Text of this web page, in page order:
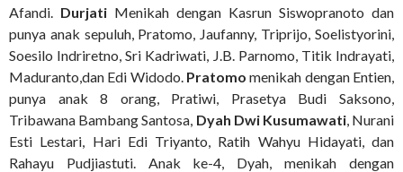
Afandi. Durjati Menikah dengan Kasrun Siswopranoto dan
punya anak sepuluh, Pratomo, Jaufanny, Triprijo, Soelistyorini,
Soesilo Indriretno, Sri Kadriwati, J.B. Parnomo, Titik Indrayati,
Maduranto,dan Edi Widodo. Pratomo menikah dengan Entien,
punya anak 8 orang, Pratiwi, Prasetya Budi Saksono,
Tribawana Bambang Santosa, Dyah Dwi Kusumawati, Nurani
Esti Lestari, Hari Edi Triyanto, Ratih Wahyu Hidayati, dan
Rahayu Pudjiastuti. Anak ke-4, Dyah, menikah dengan